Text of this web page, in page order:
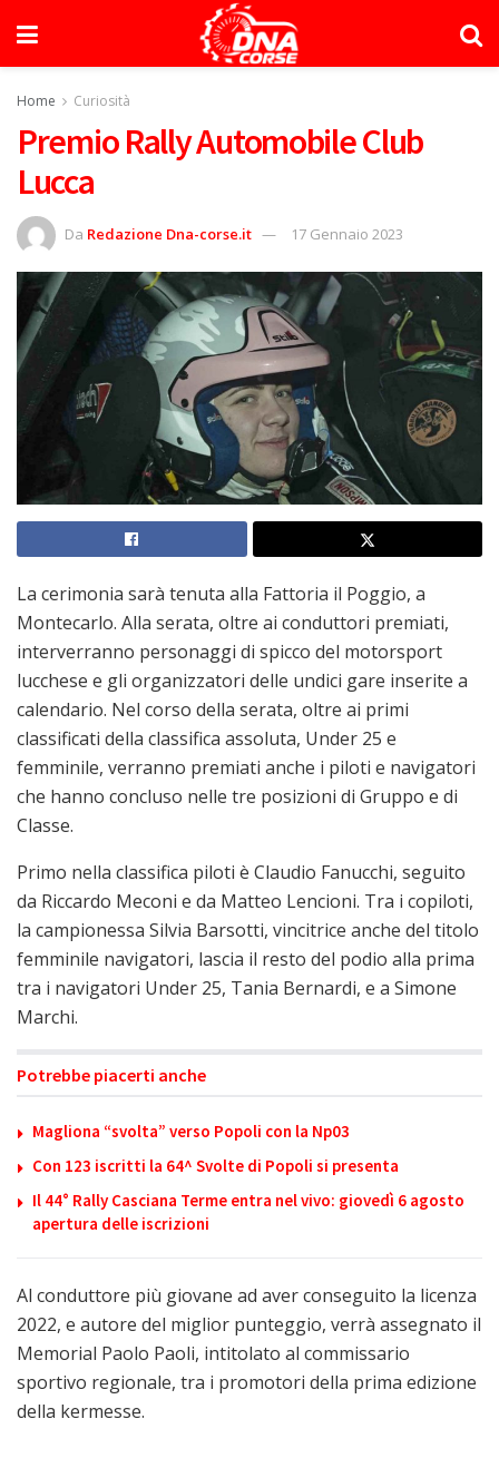
Home Curiosità
Premio Rally Automobile Club
Lucca
Da Redazione Dna-corse.it 17 Gennaio 2023
La cerimonia sarà tenuta alla Fattoria il Poggio, a
Montecarlo. Alla serata, oltre ai conduttori premiati,
interverranno personaggi di spicco del motorsport
lucchese e gli organizzatori delle undici gare inserite a
calendario. Nel corso della serata, oltre ai primi
classificati della classifica assoluta, Under 25 e
femminile, verranno premiati anche i piloti e navigatori
che hanno concluso nelle tre posizioni di Gruppo e di
Classe.
Primo nella classifica piloti è Claudio Fanucchi, seguito
da Riccardo Meconi e da Matteo Lencioni. Tra i copiloti,
la campionessa Silvia Barsotti, vincitrice anche del titolo
femminile navigatori, lascia il resto del podio alla prima
tra i navigatori Under 25, Tania Bernardi, e a Simone
Marchi.
Potrebbe piacerti anche
Magliona “svolta” verso Popoli con la Np03
Con 123 iscritti la 64^ Svolte di Popoli si presenta
Il 44° Rally Casciana Terme entra nel vivo: giovedì 6 agosto
apertura delle iscrizioni
Al conduttore più giovane ad aver conseguito la licenza
2022, e autore del miglior punteggio, verrà assegnato il
Memorial Paolo Paoli, intitolato al commissario
sportivo regionale, tra i promotori della prima edizione
della kermesse.